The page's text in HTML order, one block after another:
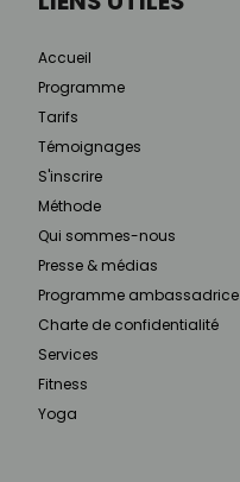
Accueil
Programme
Tarifs
Témoignages
S'inscrire
Méthode
Qui sommes-nous
Presse & médias
Programme ambassadrice
Charte de confidentialité
Services
Fitness
Yoga